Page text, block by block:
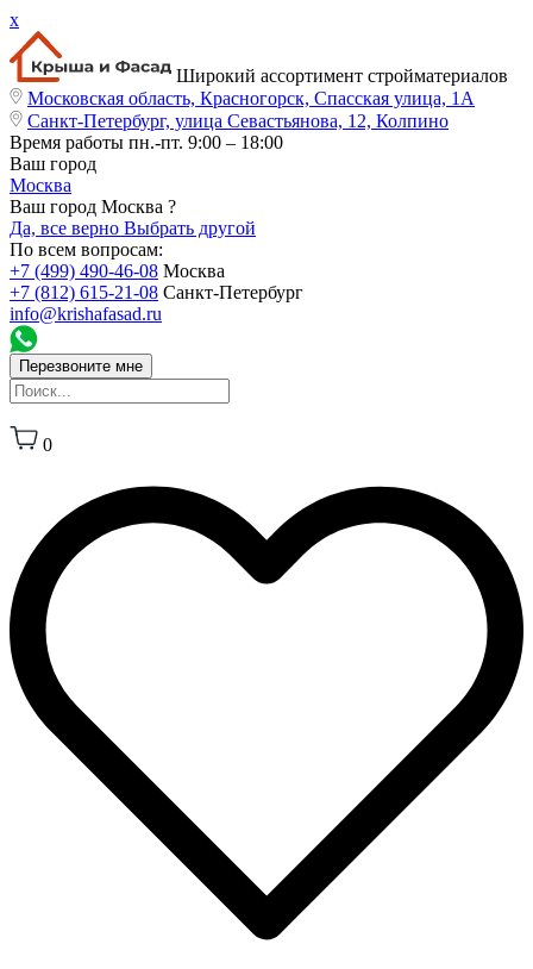
x
Широкий ассортимент стройматериалов
Московская область, Красногорск, Спасская улица, 1А
Санкт-Петербург, улица Севастьянова, 12, Колпино
Время работы пн.-пт. 9:00 – 18:00
Ваш город
Москва
Ваш город Москва ?
Да, все верно Выбрать другой
По всем вопросам:
+7 (499) 490-46-08 Москва
+7 (812) 615-21-08 Санкт-Петербург
info@krishafasad.ru
Перезвоните мне
0